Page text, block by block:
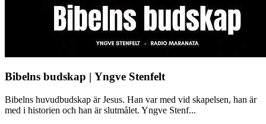
Bibelns budskap | Yngve Stenfelt
Bibelns huvudbudskap är Jesus. Han var med vid skapelsen, han är
med i historien och han är slutmålet. Yngve Stenf...